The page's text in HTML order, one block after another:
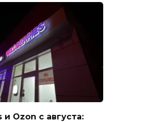
Ozon с августа: